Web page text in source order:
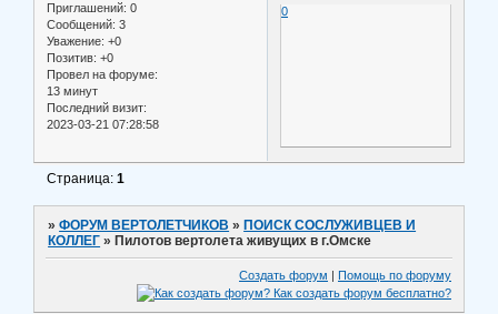
Приглашений: 0
Сообщений: 3
Уважение: +0
Позитив: +0
Провел на форуме:
13 минут
Последний визит:
2023-03-21 07:28:58
0
Страница:1
»ФОРУМ ВЕРТОЛЕТЧИКОВ »ПОИСК СОСЛУЖИВЦЕВ И
КОЛЛЕГ »Пилотов вертолета живущих в г.Омске
Создать форум Помощь по форуму